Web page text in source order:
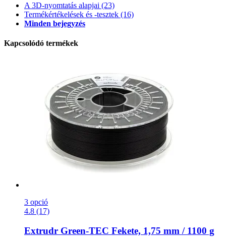
A 3D-nyomtatás alapjai (23)
Termékértékelések és -tesztek (16)
Minden bejegyzés
Kapcsolódó termékek
3 opció
4.8 (17)
Extrudr Green-​TEC Fekete, 1,75 mm / 1100 g